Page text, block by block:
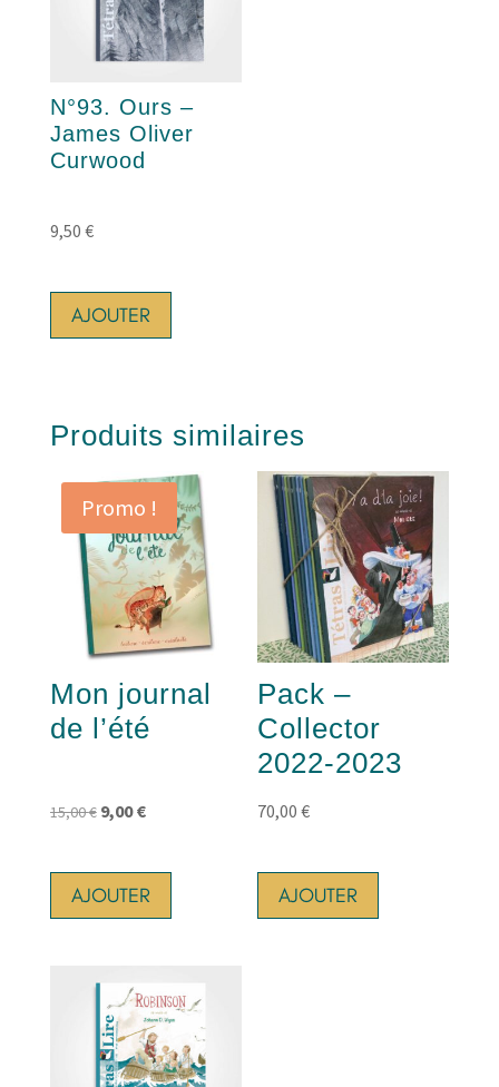
N°93. Ours –
James Oliver
Curwood
9,50 €
AJOUTER
Produits similaires
Promo !
Mon journal
de l’été
15,00€ Le
initial
était :
9,00€Le
actuel
est :
AJOUTER
Pack –
Collector
2022-2023
70,00€
AJOUTER